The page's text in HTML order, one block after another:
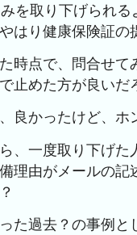
を取り下げられ
はり健康保険証の
時点で、問合せ
止めた方が良いだ
良かったけど、ホ
、一度取り下げ
理由がメールの
た過去？の事例と